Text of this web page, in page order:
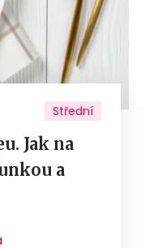
Střední
Jak na
a